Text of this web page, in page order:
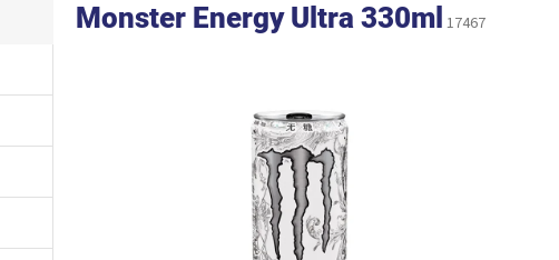
Monster Energy Ultra 330ml 17467